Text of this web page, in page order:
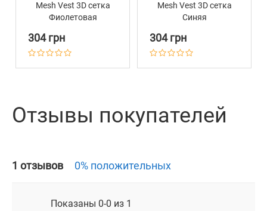
Mesh Vest 3D сетка
Фиолетовая
304 грн
Mesh Vest 3D сетка
Синяя
304 грн
Отзывы покупателей
1 отзывов 0% положительных
Показаны 0-0 из 1